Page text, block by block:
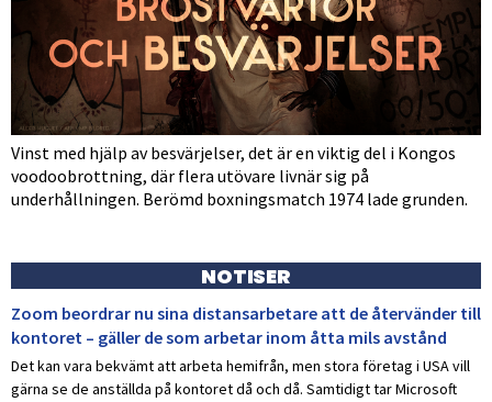
Vinst med hjälp av besvärjelser, det är en viktig del i Kongos
voodoobrottning, där flera utövare livnär sig på
underhållningen. Berömd boxningsmatch 1974 lade grunden.
NOTISER
Zoom beordrar nu sina distansarbetare att de återvänder till
kontoret – gäller de som arbetar inom åtta mils avstånd
Det kan vara bekvämt att arbeta hemifrån, men stora företag i USA vill
gärna se de anställda på kontoret då och då. Samtidigt tar Microsoft